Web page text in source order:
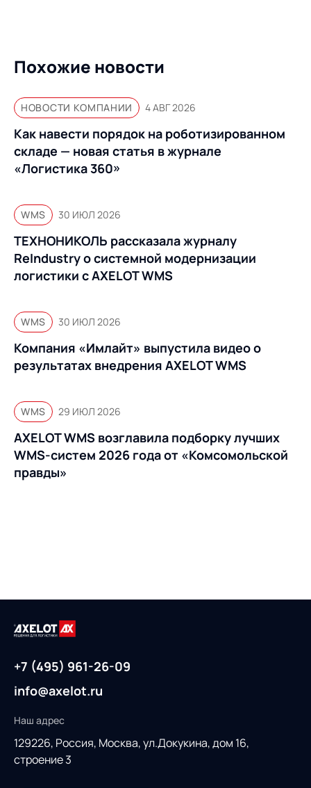
Похожие новости
НОВОСТИ КОМПАНИИ 4 АВГ 2026
Как навести порядок на роботизированном
складе — новая статья в журнале
«Логистика 360»
WMS 30 ИЮЛ 2026
ТЕХНОНИКОЛЬ рассказала журналу
ReIndustry о системной модернизации
логистики с AXELOT WMS
WMS 30 ИЮЛ 2026
Компания «Имлайт» выпустила видео о
результатах внедрения AXELOT WMS
WMS 29 ИЮЛ 2026
AXELOT WMS возглавила подборку лучших
WMS-систем 2026 года от «Комсомольской
правды»
+7 (495) 961-26-09
info@axelot.ru
Наш адрес
129226, Россия, Москва, ул.Докукина, дом 16,
строение 3